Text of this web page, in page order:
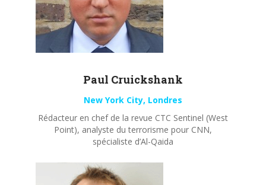
Paul Cruickshank
New York City, Londres
Rédacteur en chef de la revue CTC Sentinel (West
Point), analyste du terrorisme pour CNN,
spécialiste d’Al-Qaida